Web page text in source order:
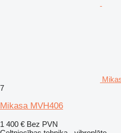
7
Mikasa MVH406
1 400 € Bez PVN